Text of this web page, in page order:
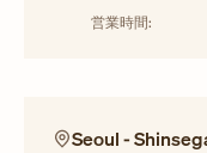
営業時間:
Seoul -